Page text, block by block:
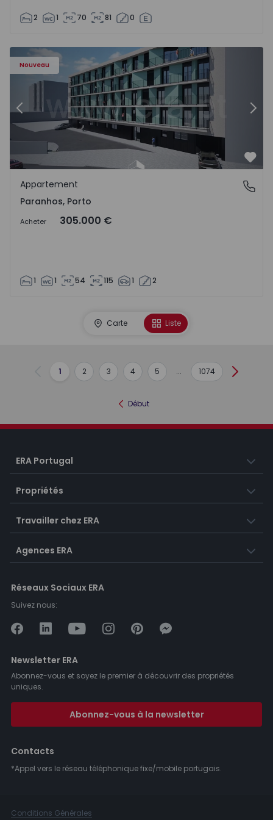
2 1 70 81 0
Nouveau
Appartement T1 Porto, Paranhos - 1575706 - 8
Précédent
Paranhos, Porto
Appartement
Paranhos, Porto
Acheter 305.000 €
1 1 54 115 1 2
Carte Liste
Précédent
1 2 3 4 5 ... 1074 Suivant
Début
ERA Portugal
Propriétés
Travailler chez ERA
Agences ERA
Réseaux Sociaux ERA
Suivez nous:
Newsletter ERA
Abonnez-vous et soyez le premier à découvrir des propriétés
uniques.
Abonnez-vous à la newsletter
Contacts
*Appel vers le réseau téléphonique fixe/mobile portugais.
Conditions Générales